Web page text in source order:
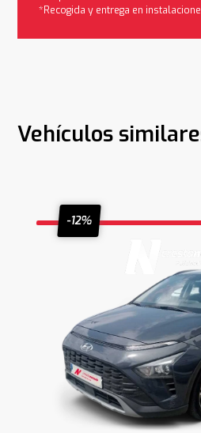
*Recogida y entrega en
Vehículos
-12%